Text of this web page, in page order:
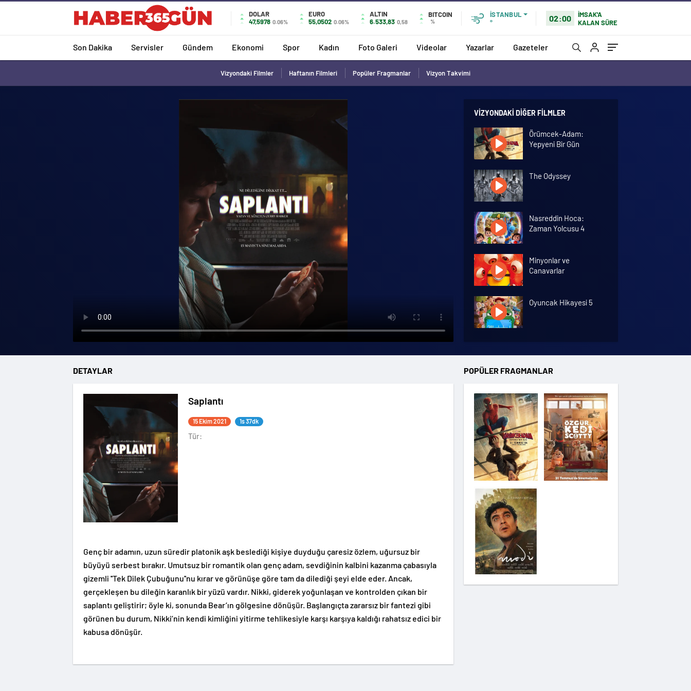
DOLAR
47,5978 0.06%
EURO
55,0502 0.06%
ALTIN
6.533,83 0,58
BITCOIN
%
İSTANBUL
°
02:00
İMSAK'A
KALAN SÜRE
Son Dakika Servisler Gündem Ekonomi Spor Kadın Foto Galeri Videolar Yazarlar Gazeteler
Vizyondaki Filmler Haftanın Filmleri Popüler Fragmanlar Vizyon Takvimi
VIZYONDAKI DIĞER FILMLER
Örümcek-Adam:
Yepyeni Bir Gün
The Odyssey
Nasreddin Hoca:
Zaman Yolcusu 4
Minyonlar ve
Canavarlar
Oyuncak Hikayesi 5
Hannas 3
Saplantı
Modi: Deliliğin
Kanadında Üç Gün
Pinokyo: Kanlı Masal
DETAYLAR
Saplantı
15 Ekim 2021 1s 37dk
Tür:
Genç bir adamın, uzun süredir platonik aşk beslediği kişiye duyduğu çaresiz özlem, uğursuz bir
büyüyü serbest bırakır. Umutsuz bir romantik olan genç adam, sevdiğinin kalbini kazanma çabasıyla
gizemli ''Tek Dilek Çubuğunu''nu kırar ve görünüşe göre tam da dilediği şeyi elde eder. Ancak,
gerçekleşen bu dileğin karanlık bir yüzü vardır. Nikki, giderek yoğunlaşan ve kontrolden çıkan bir
saplantı geliştirir; öyle ki, sonunda Bear’ın gölgesine dönüşür. Başlangıçta zararsız bir fantezi gibi
görünen bu durum, Nikki’nin kendi kimliğini yitirme tehlikesiyle karşı karşıya kaldığı rahatsız edici bir
kabusa dönüşür.
POPÜLER FRAGMANLAR